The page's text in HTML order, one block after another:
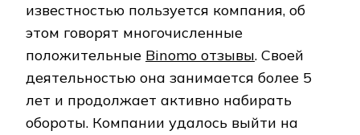
известностью пользуется компания, об
этом говорят многочисленные
положительные Binomo отзывы. Своей
деятельностью она занимается более 5
лет и продолжает активно набирать
обороты. Компании удалось выйти на